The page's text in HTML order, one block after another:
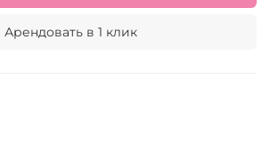
Арендовать в 1 клик